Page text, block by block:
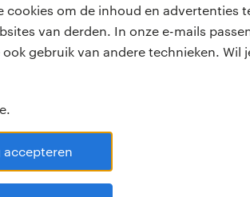
om de inhoud en advertenties
van derden. In onze e-mails
gebruik van andere technieken. Wil
accepteren